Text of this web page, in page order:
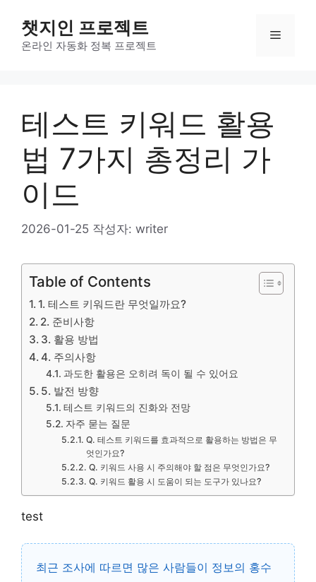
챗지인 프로젝트
온라인 자동화 정복 프로젝트
메
테스트 키워드 활용
법 7가지 총정리 가
이드
2026-01-25 작성자: writer
Table of Contents
1. 테스트 키워드란 무엇일까요?
2. 준비사항
3. 활용 방법
4. 주의사항
과도한 활용은 오히려 독이 될 수 있어요
5. 발전 방향
테스트 키워드의 진화와 전망
자주 묻는 질문
Q. 테스트 키워드를 효과적으로 활용하는 방법은 무
엇인가요?
Q. 키워드 사용 시 주의해야 할 점은 무엇인가요?
Q. 키워드 활용 시 도움이 되는 도구가 있나요?
test
최근 조사에 따르면 많은 사람들이 정보의 홍수